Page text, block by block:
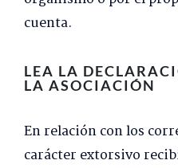
cuenta.
LEA LA
LA ASOCIACIÓN
En relación con los
carácter extorsivo